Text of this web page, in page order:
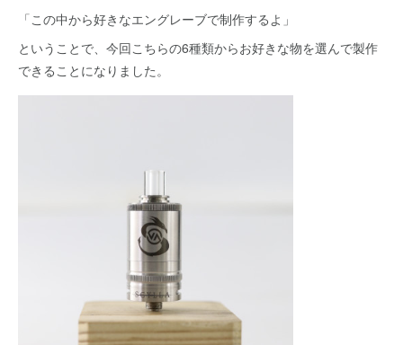
「この中から好きなエングレーブで制作するよ」
ということで、今回こちらの6種類からお好きな物を選んで製作
できることになりました。